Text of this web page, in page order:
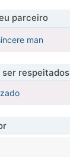
parceiro
man
respeitados